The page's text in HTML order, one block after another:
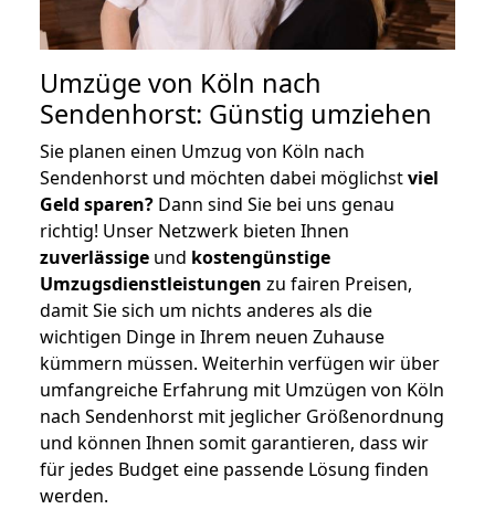
Umzüge von Köln nach
Sendenhorst: Günstig umziehen
Sie planen einen Umzug von Köln nach
Sendenhorst und möchten dabei möglichstviel
Geld sparen? Dann sind Sie bei uns genau
richtig! Unser Netzwerk bieten Ihnen
zuverlässige und kostengünstige
Umzugsdienstleistungen zu fairen Preisen,
damit Sie sich um nichts anderes als die
wichtigen Dinge in Ihrem neuen Zuhause
kümmern müssen. Weiterhin verfügen wir über
umfangreiche Erfahrung mit Umzügen von Köln
nach Sendenhorst mit jeglicher Größenordnung
und können Ihnen somit garantieren, dass wir
für jedes Budget eine passende Lösung finden
werden.